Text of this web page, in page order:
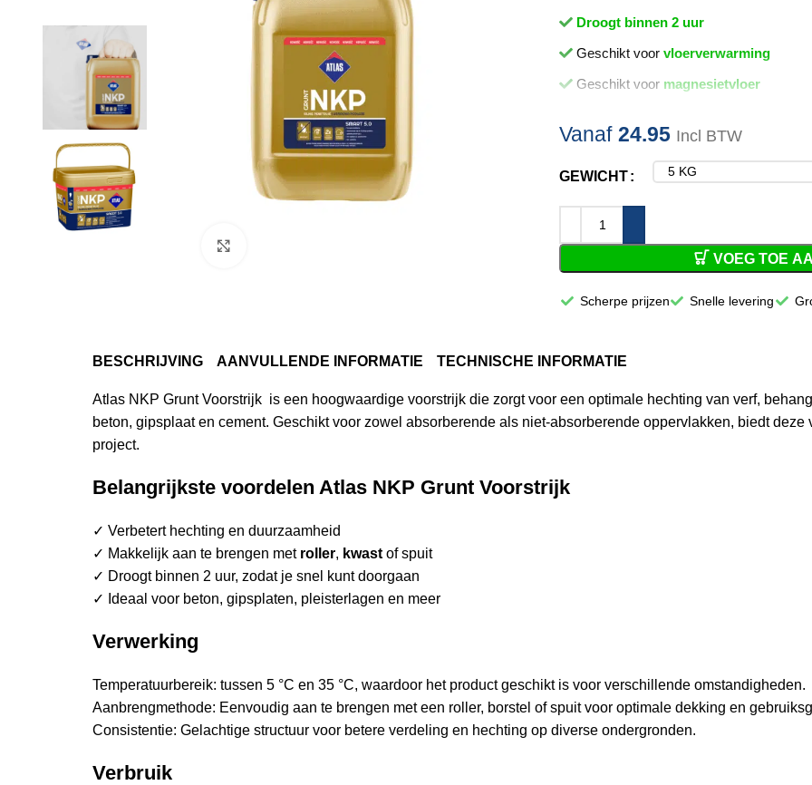
Droogt binnen 2 uur
Geschikt voor vloerverwarming
Geschikt voor magnesietvloer
Vanaf 24.95 Incl BTW
GEWICHT
VOEG TOE
Scherpe prijzen Snelle levering
BESCHRIJVING AANVULLENDE INFORMATIE TECHNISCHE INFORMATIE
Atlas NKP Grunt Voorstrijk is een hoogwaardige voorstrijk die zorgt voor een optimale hechting van verf,
beton, gipsplaat en cement. Geschikt voor zowel absorberende als niet-absorberende oppervlakken, biedt
project.
Belangrijkste voordelen Atlas NKP Grunt Voorstrijk
✓ Verbetert hechting en duurzaamheid
✓ Makkelijk aan te brengen met roller, kwast of spuit
✓ Droogt binnen 2 uur, zodat je snel kunt doorgaan
✓ Ideaal voor beton, gipsplaten, pleisterlagen en meer
Verwerking
Temperatuurbereik: tussen 5 °C en 35 °C, waardoor het product geschikt is voor verschillende omstandigheden.
Aanbrengmethode: Eenvoudig aan te brengen met een roller, borstel of spuit voor optimale dekking en
Consistentie: Gelachtige structuur voor betere verdeling en hechting op diverse ondergronden.
Verbruik